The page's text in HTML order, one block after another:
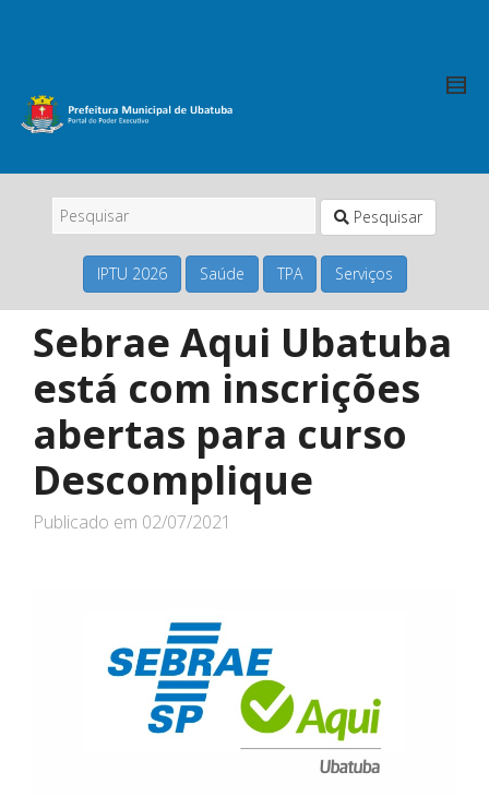
Pesquisar
IPTU 2026 Saúde TPA Serviços
Sebrae Aqui Ubatuba
está com inscrições
abertas para curso
Descomplique
Publicado em 02/07/2021